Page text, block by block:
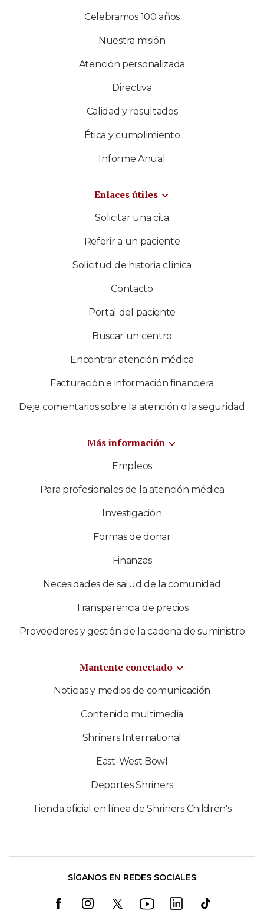
Celebramos 100 años
Nuestra misión
Atención personalizada
Directiva
Calidad y resultados
Ética y cumplimiento
Informe Anual
Enlaces útiles
Solicitar una cita
Referir a un paciente
Solicitud de historia clínica
Contacto
Portal del paciente
Buscar un centro
Encontrar atención médica
Facturación e información financiera
Deje comentarios sobre la atención o la seguridad
Más información
Empleos
Para profesionales de la atención médica
Investigación
Formas de donar
Finanzas
Necesidades de salud de la comunidad
Transparencia de precios
Proveedores y gestión de la cadena de suministro
Mantente conectado
Noticias y medios de comunicación
Contenido multimedia
Shriners International
East-West Bowl
Deportes Shriners
Tienda oficial en línea de Shriners Children's
SÍGANOS EN REDES SOCIALES